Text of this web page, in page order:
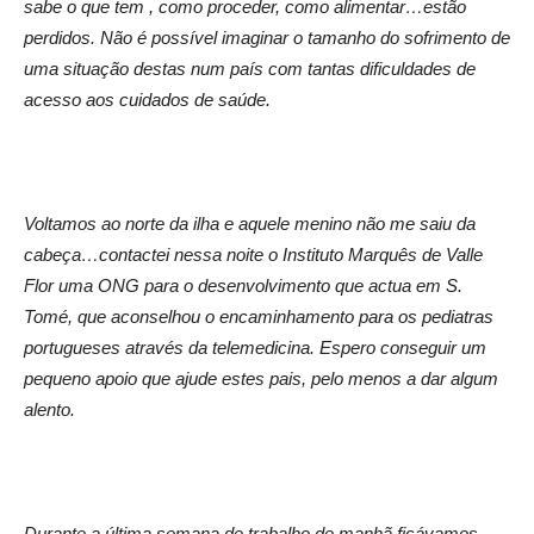
sabe o que tem , como proceder, como alimentar…estão
perdidos. Não é possível imaginar o tamanho do sofrimento de
uma situação destas num país com tantas dificuldades de
acesso aos cuidados de saúde.
Voltamos ao norte da ilha e aquele menino não me saiu da
cabeça…contactei nessa noite o Instituto Marquês de Valle
Flor uma ONG para o desenvolvimento que actua em S.
Tomé, que aconselhou o encaminhamento para os pediatras
portugueses através da telemedicina. Espero conseguir um
pequeno apoio que ajude estes pais, pelo menos a dar algum
alento.